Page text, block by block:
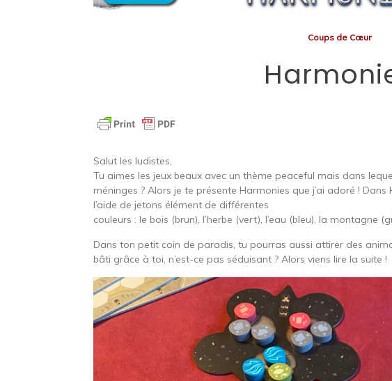
Coups de Cœur
Salut les ludistes,
Tu aimes les jeux beaux avec un thème peaceful mais dans
méninges ? Alors je te présente Harmonies que j’ai adoré !
l’aide de jetons élément de différentes
couleurs : le bois (brun), l’herbe (vert), l’eau (bleu), la montagne
Dans ton petit coin de paradis, tu pourras aussi attirer des
bâti grâce à toi, n’est-ce pas séduisant ? Alors viens lire la suite !